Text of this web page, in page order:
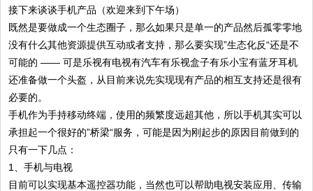
接下来谈谈手机产品（欢迎来到下午场）
既然是要做成一个生态圈子，那么如果只是单一的产品然后孤零零地
没有什么其他资源提供互动或者支持，那么要实现”生态化反“还是不
可能的 —— 可是乐视有电视有汽车有乐视盒子有乐小宝有蓝牙耳机
还准备做一个头盔，从目前来说先实现现有产品的相互支持还是很有
必要的。
手机作为手持移动终端，使用的频繁度远超其他，所以手机其实可以
承担起一个很好的”桥梁“服务，可能是因为刚起步的原因目前做到的
只有一下几点：
1、手机与电视
目前可以实现基本遥控器功能，当然也可以帮助电视安装应用、传输